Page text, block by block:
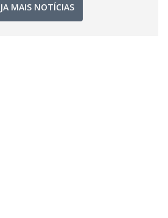
MAIS NOTÍCIAS